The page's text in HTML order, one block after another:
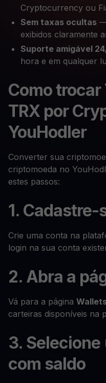
Cryptocurrency ou
Sem taxas ocultas
exibidos claramente
Suporte amigável
hora e em qualquer
Como trocar
TRX por
YouHodler
Converter sua
criptomoeda no
estes passos:
1.
Crie uma conta na
login na sua conta
2. Abra a
Vá para a página
carteiras disponíveis na
3.
com saldo